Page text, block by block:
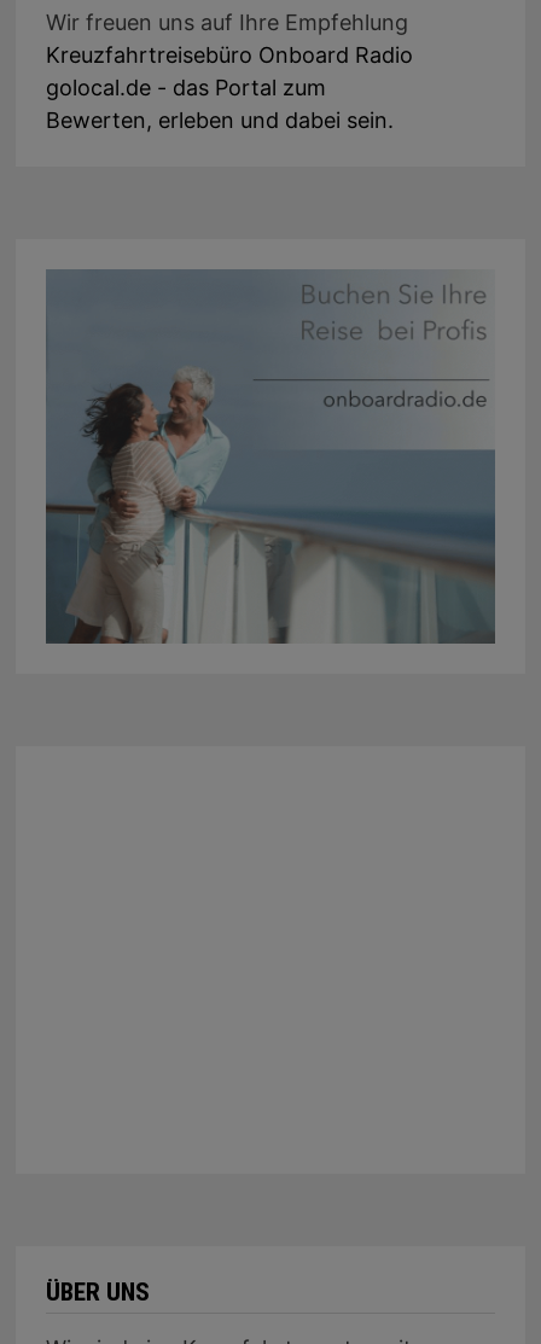
Wir freuen uns auf Ihre Empfehlung
Kreuzfahrtreisebüro Onboard Radio
golocal.de - das Portal zum
Bewerten, erleben und dabei sein.
ÜBER UNS